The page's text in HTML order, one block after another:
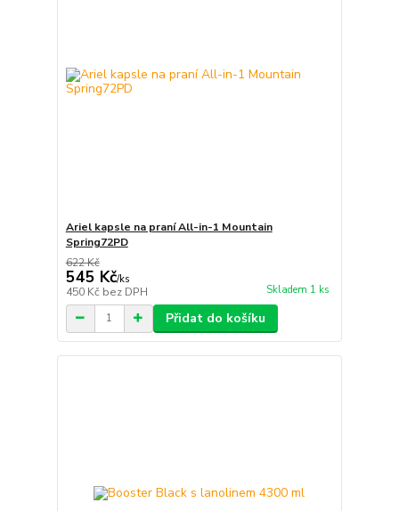
Ariel kapsle na praní All-in-1 Mountain
Spring72PD
622 Kč
545 Kč/ks
450 Kč bez DPH Skladem 1 ks
Přidat do košíku